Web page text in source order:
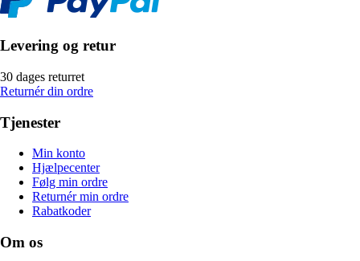
Levering og retur
30 dages returret
Returnér din ordre
Tjenester
Min konto
Hjælpecenter
Følg min ordre
Returnér min ordre
Rabatkoder
Om os